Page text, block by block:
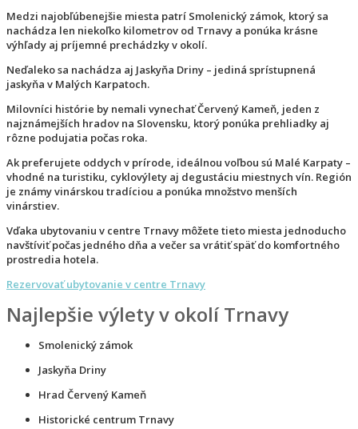
Medzi najobľúbenejšie miesta patrí Smolenický zámok, ktorý sa
nachádza len niekoľko kilometrov od Trnavy a ponúka krásne
výhľady aj príjemné prechádzky v okolí.
Neďaleko sa nachádza aj Jaskyňa Driny – jediná sprístupnená
jaskyňa v Malých Karpatoch.
Milovníci histórie by nemali vynechať Červený Kameň, jeden z
najznámejších hradov na Slovensku, ktorý ponúka prehliadky aj
rôzne podujatia počas roka.
Ak preferujete oddych v prírode, ideálnou voľbou sú Malé Karpaty –
vhodné na turistiku, cyklovýlety aj degustáciu miestnych vín. Región
je známy vinárskou tradíciou a ponúka množstvo menších
vinárstiev.
Vďaka ubytovaniu v centre Trnavy môžete tieto miesta jednoducho
navštíviť počas jedného dňa a večer sa vrátiť späť do komfortného
prostredia hotela.
Rezervovať ubytovanie v centre Trnavy
Najlepšie výlety v okolí Trnavy
Smolenický zámok
Jaskyňa Driny
Hrad Červený Kameň
Historické centrum Trnavy